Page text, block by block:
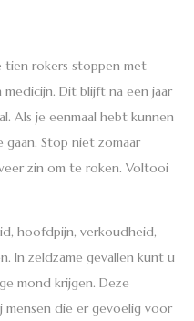
rokers stoppen met
Dit blijft na een jaar
Als je eenmaal hebt kunnen
Stop niet zomaar
zin om te roken. Voltooi
hoofdpijn, verkoudheid,
In zeldzame gevallen kunt u
mond krijgen. Deze
die er gevoelig voor